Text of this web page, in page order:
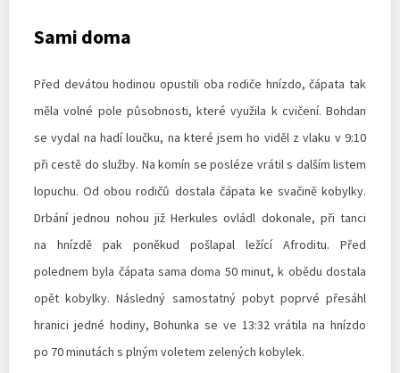
Sami doma
Před devátou hodinou opustili oba rodiče hnízdo, čápata tak
měla volné pole působnosti, které využila k cvičení. Bohdan
se vydal na hadí loučku, na které jsem ho viděl z vlaku v 9:10
při cestě do služby. Na komín se posléze vrátil s dalším listem
lopuchu. Od obou rodičů dostala čápata ke svačině kobylky.
Drbání jednou nohou již Herkules ovládl dokonale, při tanci
na hnízdě pak poněkud pošlapal ležící Afroditu. Před
polednem byla čápata sama doma 50 minut, k obědu dostala
opět kobylky. Následný samostatný pobyt poprvé přesáhl
hranici jedné hodiny, Bohunka se ve 13:32 vrátila na hnízdo
po 70 minutách s plným voletem zelených kobylek.